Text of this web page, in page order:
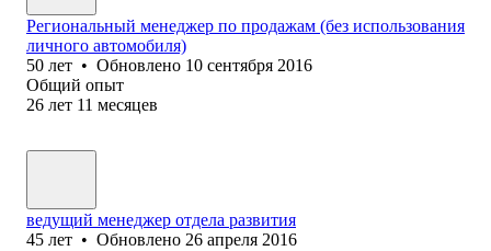
Региональный менеджер по продажам (без использования
личного автомобиля)
50 лет • Обновлено 10 сентября 2016
Общий опыт
26 лет 11 месяцев
ведущий менеджер отдела развития
45 лет • Обновлено 26 апреля 2016